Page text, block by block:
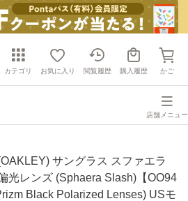
カテゴリ お気に入り 閲覧履歴 購入履歴 かご
店舗メニュー
サングラス スファエラ
光レンズ (Sphaera Slash)【OO94
Black Polarized Lenses) USモ